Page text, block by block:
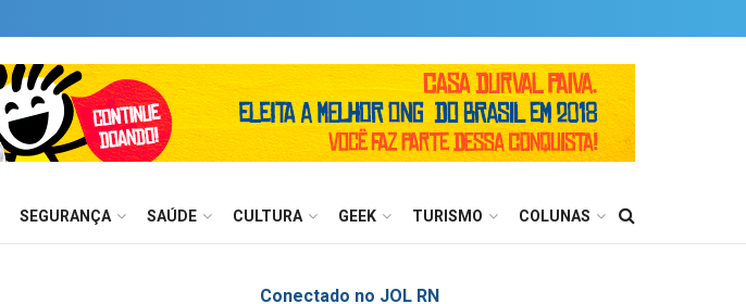
SEGURANÇA SAÚDE CULTURA GEEK TURISMO COLUNAS
Conectado no JOL RN